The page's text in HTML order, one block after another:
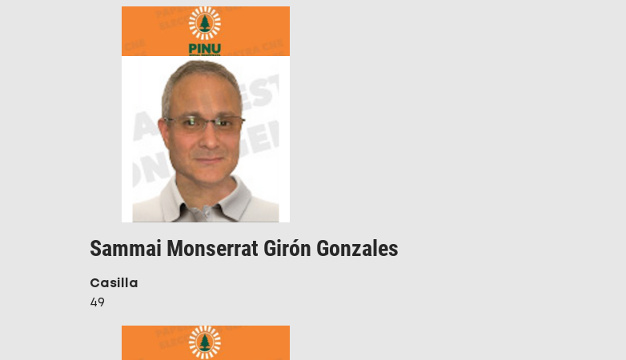
Sammai Monserrat Girón Gonzales
Casilla
49